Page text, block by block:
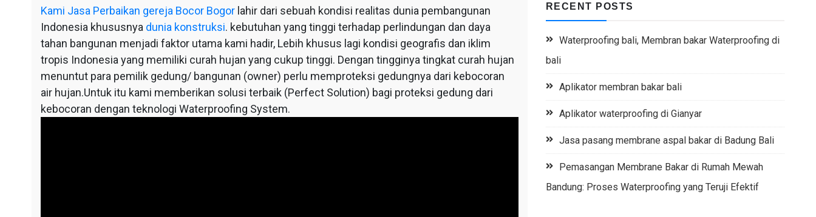
Bogor
Kami Jasa Perbaikan gereja Bocor Bogor lahir dari sebuah kondisi realitas dunia pembangunan
Indonesia khususnya dunia konstruksi. kebutuhan yang tinggi terhadap perlindungan dan daya
tahan bangunan menjadi faktor utama kami hadir, Lebih khusus lagi kondisi geografis dan iklim
tropis Indonesia yang memiliki curah hujan yang cukup tinggi. Dengan tingginya tingkat curah hujan
menuntut para pemilik gedung/ bangunan (owner) perlu memproteksi gedungnya dari kebocoran
air hujan.Untuk itu kami memberikan solusi terbaik (Perfect Solution) bagi proteksi gedung dari
kebocoran dengan teknologi Waterproofing System.
RECENT POSTS
Waterproofing bali, Membran bakar Waterproofing di
bali
Aplikator membran bakar bali
Aplikator waterproofing di Gianyar
Jasa pasang membrane aspal bakar di Badung Bali
Pemasangan Membrane Bakar di Rumah Mewah
Bandung: Proses Waterproofing yang Teruji Efektif